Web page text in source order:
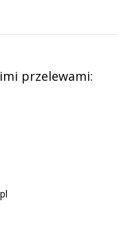
przelewami: